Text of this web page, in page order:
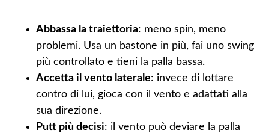
Abbassa la traiettoria: meno spin, meno
problemi. Usa un bastone in più, fai uno swing
più controllato e tieni la palla bassa.
Accetta il vento laterale: invece di lottare
contro di lui, gioca con il vento e adattati alla
sua direzione.
Putt più decisi: il vento può deviare la palla